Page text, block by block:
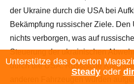
der Ukraine durch die USA bei
Bekämpfung russischer Ziele. Den
nichts verborgen, was auf
Steuerung der ukrainischen
durch die USA. Russische
anderen Fahrzeugen würden
Unterstütze das Overton
Steadyoder